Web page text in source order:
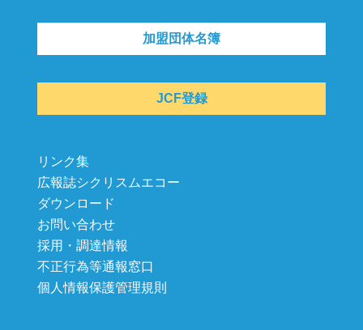
加盟団体名簿
JCF登録
リンク集
広報誌シクリスムエコー
ダウンロード
お問い合わせ
採用・調達情報
不正行為等通報窓口
個人情報保護管理規則